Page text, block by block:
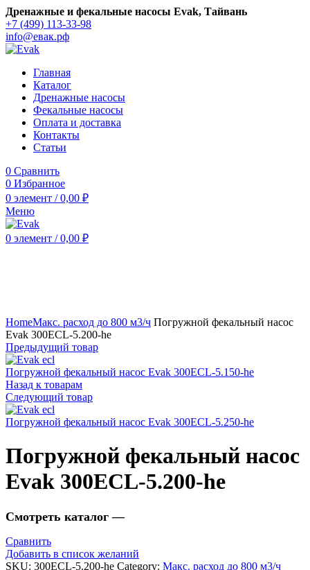
Дренажные и фекальные насосы Evak, Тайвань
+7 (499) 113-33-98
info@евак.рф
Главная
Каталог
Дренажные насосы
Фекальные насосы
Оплата и доставка
Контакты
Статьи
0 Сравнить
0 Избранное
0 элемент / 0,00 ₽
Меню
0 элемент / 0,00 ₽
HomeМакс. расход до 800 м3/ч Погружной фекальный насос
Evak 300ECL-5.200-he
Предыдущий товар
Погружной фекальный насос Evak 300ECL-5.150-he
Назад к товарам
Следующий товар
Погружной фекальный насос Evak 300ECL-5.250-he
Погружной фекальный насос
Evak 300ECL-5.200-he
Смотреть каталог —
Сравнить
Добавить в список желаний
SKU: 300ECL-5.200-he Category: Макс. расход до 800 м3/ч